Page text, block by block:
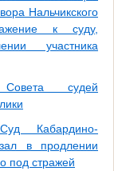
Нальчикского
к суду,
участника
Совета судей
Кабардино-
в продлении
под стражей